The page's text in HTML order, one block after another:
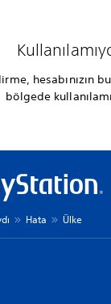
hesabınızın
bölgede
Hata Ülke